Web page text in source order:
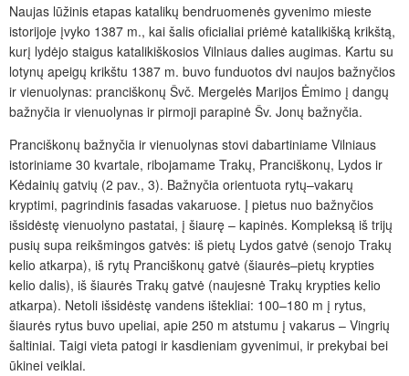
Naujas lūžinis etapas katalikų bendruomenės gyvenimo mieste
istorijoje įvyko 1387 m., kai šalis oficialiai priėmė katalikišką krikštą,
kurį lydėjo staigus katalikiškosios Vilniaus dalies augimas. Kartu su
lotynų apeigų krikštu 1387 m. buvo funduotos dvi naujos bažnyčios
ir vienuolynas: pranciškonų Švč. Mergelės Marijos Ėmimo į dangų
bažnyčia ir vienuolynas ir pirmoji parapinė Šv. Jonų bažnyčia.
Pranciškonų bažnyčia ir vienuolynas stovi dabartiniame Vilniaus
istoriniame 30 kvartale, ribojamame Trakų, Pranciškonų, Lydos ir
Kėdainių gatvių (2 pav., 3). Bažnyčia orientuota rytų–vakarų
kryptimi, pagrindinis fasadas vakaruose. Į pietus nuo bažnyčios
išsidėstę vienuolyno pastatai, į šiaurę – kapinės. Kompleksą iš trijų
pusių supa reikšmingos gatvės: iš pietų Lydos gatvė (senojo Trakų
kelio atkarpa), iš rytų Pranciškonų gatvė (šiaurės–pietų krypties
kelio dalis), iš šiaurės Trakų gatvė (naujesnė Trakų krypties kelio
atkarpa). Netoli išsidėstę vandens ištekliai: 100–180 m į rytus,
šiaurės rytus buvo upeliai, apie 250 m atstumu į vakarus – Vingrių
šaltiniai. Taigi vieta patogi ir kasdieniam gyvenimui, ir prekybai bei
ūkinei veiklai.